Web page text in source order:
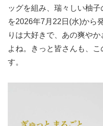
ッグを組み、瑞々しい柚
を2026年7月22日(水)から
りは大好きで、あの爽や
よね。きっと皆さんも、
す。